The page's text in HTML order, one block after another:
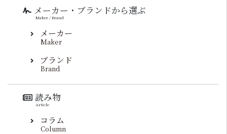
メーカー・ブランドから選ぶ
Maker / Brand
メーカー
Maker
ブランド
Brand
読み物
Article
コラム
Column